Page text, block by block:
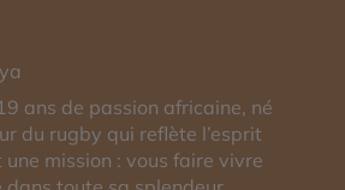
ans de passion africaine, né
du rugby qui reflète l’esprit
mission : vous faire vivre